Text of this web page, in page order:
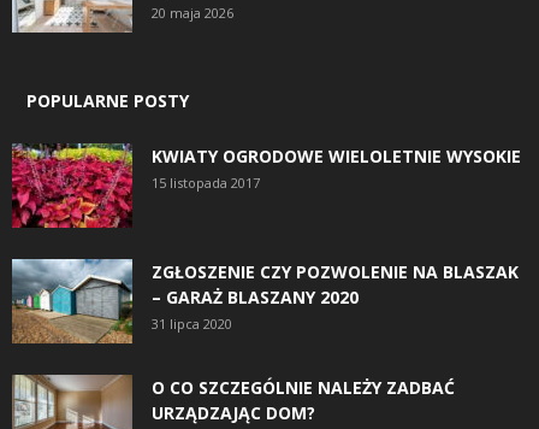
20 maja 2026
POPULARNE POSTY
KWIATY OGRODOWE WIELOLETNIE WYSOKIE
15 listopada 2017
ZGŁOSZENIE CZY POZWOLENIE NA BLASZAK
– GARAŻ BLASZANY 2020
31 lipca 2020
O CO SZCZEGÓLNIE NALEŻY ZADBAĆ
URZĄDZAJĄC DOM?